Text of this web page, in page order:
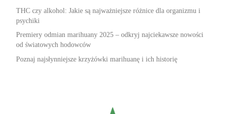
THC czy alkohol: Jakie są najważniejsze różnice dla organizmu i
psychiki
Premiery odmian marihuany 2025 – odkryj najciekawsze nowości
od światowych hodowców
Poznaj najsłynniejsze krzyżówki marihuanę i ich historię